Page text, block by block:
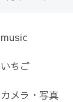
music
いちご
カメラ・写真